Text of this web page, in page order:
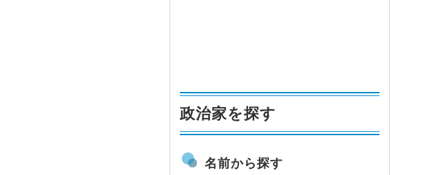
政治家を探す
名前から探す